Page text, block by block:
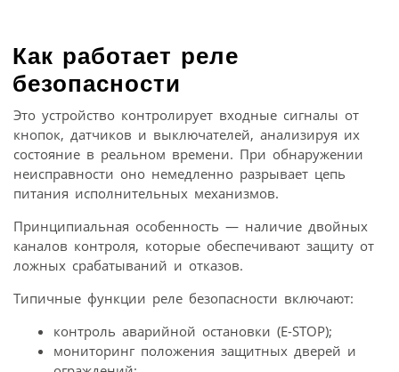
Как работает реле
безопасности
Это устройство контролирует входные сигналы от
кнопок, датчиков и выключателей, анализируя их
состояние в реальном времени. При обнаружении
неисправности оно немедленно разрывает цепь
питания исполнительных механизмов.
Принципиальная особенность — наличие двойных
каналов контроля, которые обеспечивают защиту от
ложных срабатываний и отказов.
Типичные функции реле безопасности включают:
контроль аварийной остановки (E-STOP);
мониторинг положения защитных дверей и